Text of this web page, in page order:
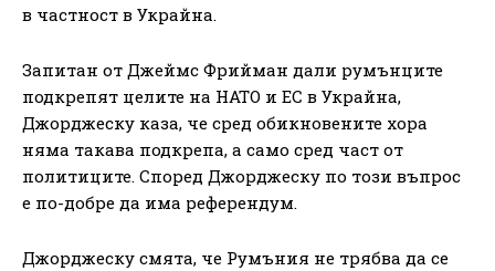
в частност в Украйна.
Запитан от Джеймс Фрийман дали румънците
подкрепят целите на НАТО и ЕС в Украйна,
Джорджеску каза, че сред обикновените хора
няма такава подкрепа, а само сред част от
политиците. Според Джорджеску по този въпрос
е по-добре да има референдум.
Джорджеску смята, че Румъния не трябва да се